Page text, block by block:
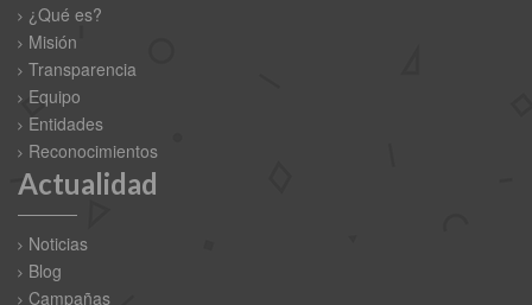
¿Qué es?
Misión
Transparencia
Equipo
Entidades
Reconocimientos
Actualidad
Noticias
Blog
Campañas